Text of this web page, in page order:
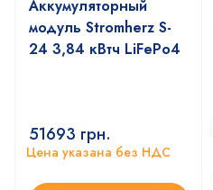
Аккумуляторный
модуль Stromherz S-
24 3,84 кВтч LiFePo4
51693 грн.
Цена указана без НДС